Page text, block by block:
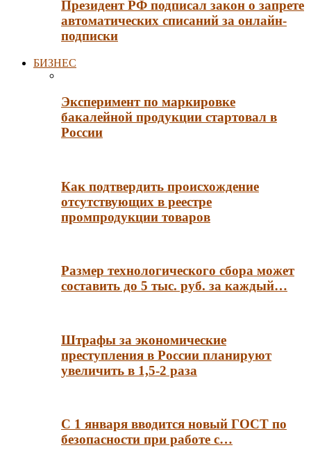
Президент РФ подписал закон о запрете
автоматических списаний за онлайн-
подписки
БИЗНЕС
Эксперимент по маркировке
бакалейной продукции стартовал в
России
Как подтвердить происхождение
отсутствующих в реестре
промпродукции товаров
Размер технологического сбора может
составить до 5 тыс. руб. за каждый…
Штрафы за экономические
преступления в России планируют
увеличить в 1,5-2 раза
С 1 января вводится новый ГОСТ по
безопасности при работе с…